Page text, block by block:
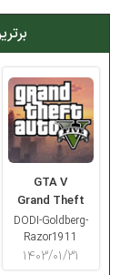
جهت دریافت آخرین
بله دنبال کنید (ورود)
GTA V
Grand Theft
Auto V
DODI-Goldberg-
Razor1911
۱۴۰۳/۰۱/۳۱